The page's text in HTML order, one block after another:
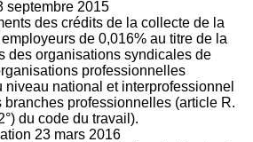
septembre 2015
des crédits de la collecte de la
de 0,016% au titre de la
des organisations syndicales de
professionnelles
niveau national et interprofessionnel
branches professionnelles (article R.
du code du travail).
23 mars 2016